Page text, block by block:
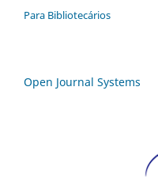
Para Bibliotecários
Open Journal Systems